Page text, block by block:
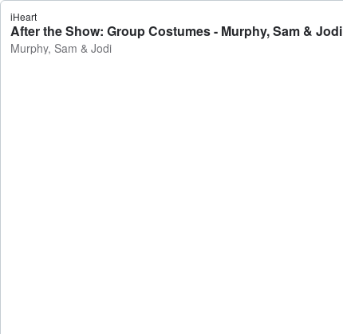
iHeart
After the Show: Group Costumes - Murphy, Sam & Jodi
Murphy, Sam & Jodi